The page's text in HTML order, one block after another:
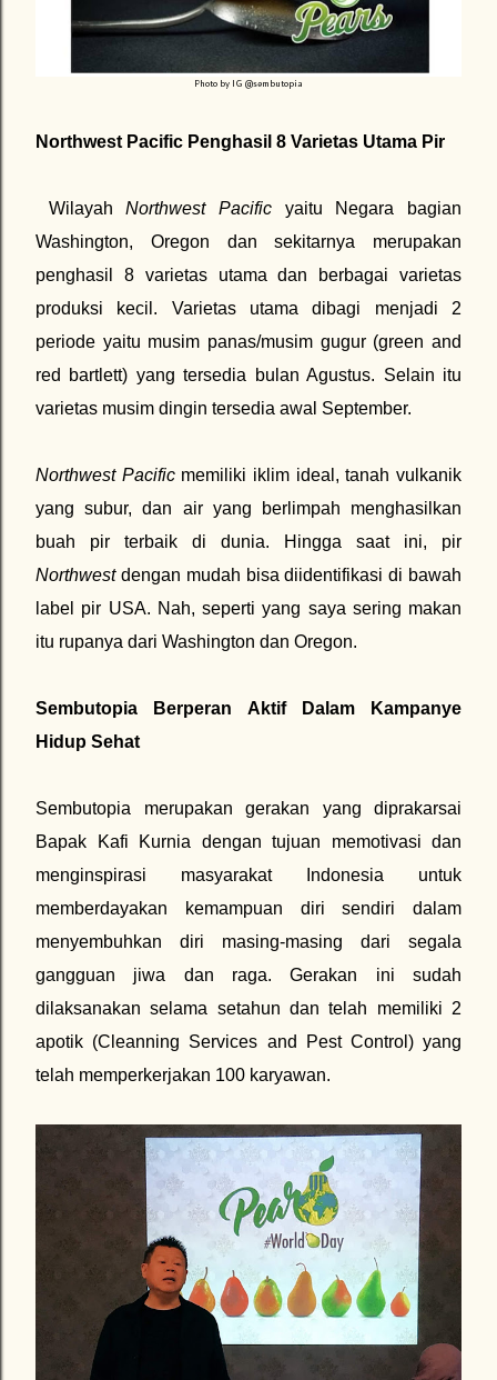
Photo by IG @sembutopia
Northwest Pacific Penghasil 8 Varietas Utama Pir
WilayahNorthwest Pacific yaitu Negara bagian
Washington, Oregon dan sekitarnya merupakan
penghasil 8 varietas utama dan berbagai varietas
produksi kecil. Varietas utama dibagi menjadi 2
periode yaitu musim panas/musim gugur (green and
red bartlett) yang tersedia bulan Agustus. Selain itu
varietas musim dingin tersedia awal September.
Northwest Pacificmemiliki iklim ideal, tanah vulkanik
yang subur, dan air yang berlimpah menghasilkan
buah pir terbaik di dunia. Hingga saat ini, pir
Northwest dengan mudah bisa diidentifikasi di bawah
label pir USA. Nah, seperti yang saya sering makan
itu rupanya dari Washington dan Oregon.
Sembutopia Berperan Aktif Dalam Kampanye
Hidup Sehat
Sembutopia merupakan gerakan yang diprakarsai
Bapak Kafi Kurnia dengan tujuan memotivasi dan
menginspirasi masyarakat Indonesia untuk
memberdayakan kemampuan diri sendiri dalam
menyembuhkan diri masing-masing dari segala
gangguan jiwa dan raga. Gerakan ini sudah
dilaksanakan selama setahun dan telah memiliki 2
apotik (Cleanning Services and Pest Control) yang
telah memperkerjakan 100 karyawan.